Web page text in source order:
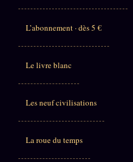
L’abonnement · dès 5 €
Le livre blanc
Les neuf civilisations
La roue du temps